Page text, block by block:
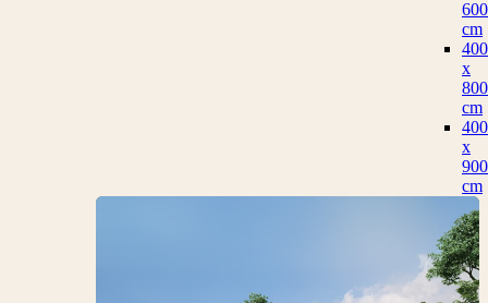
600
cm
400
x
800
cm
400
x
900
cm